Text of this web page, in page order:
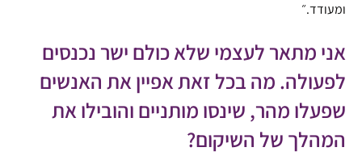
ומעודד.״
אני מתאר לעצמי שלא כולם ישר נכנסים
לפעולה. מה בכל זאת אפיין את האנשים
שפעלו מהר, שינסו מותניים והובילו את
המהלך של השיקום?